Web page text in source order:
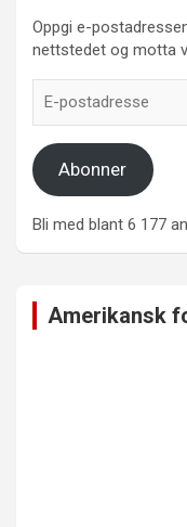
Oppgi e-
nettstedet og motta
postadresse
Abonner
Bli med blant 6 177
Amerikansk